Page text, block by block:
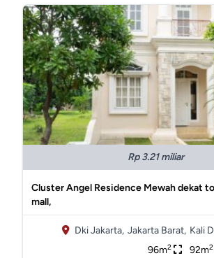
Rp 3.21 miliar
Cluster Angel Residence Mewah dekat
mall,
Dki Jakarta, Jakarta Barat, Kali
96m2 92m2